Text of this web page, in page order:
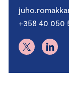
+358 40 050